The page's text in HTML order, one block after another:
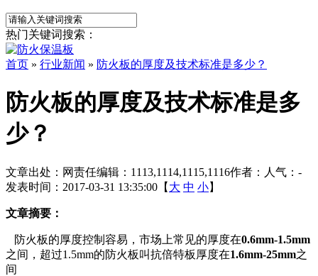
热门关键词搜索：
首页 » 行业新闻 » 防火板的厚度及技术标准是多少？
防火板的厚度及技术标准是多
少？
文章出处： 网责任编辑：1113,1114,1115,1116作者： 人气： -
发表时间：2017-03-31 13:35:00【 大 中 小】
文章摘要：
防火板的厚度控制容易，市场上常见的厚度在0.6mm-1.5mm
之间，超过1.5mm的防火板叫抗倍特板厚度在1.6mm-25mm之
间